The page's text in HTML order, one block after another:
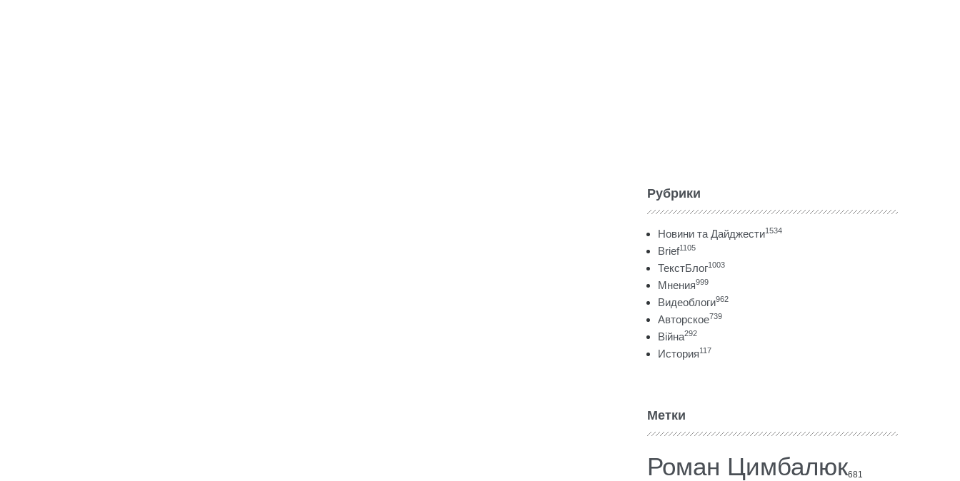
Рубрики
Новини та Дайджести1534
Brief1105
ТекстБлог1003
Мнения999
Видеоблоги962
Авторское739
Війна292
История117
Метки
Роман Цимбалюк681